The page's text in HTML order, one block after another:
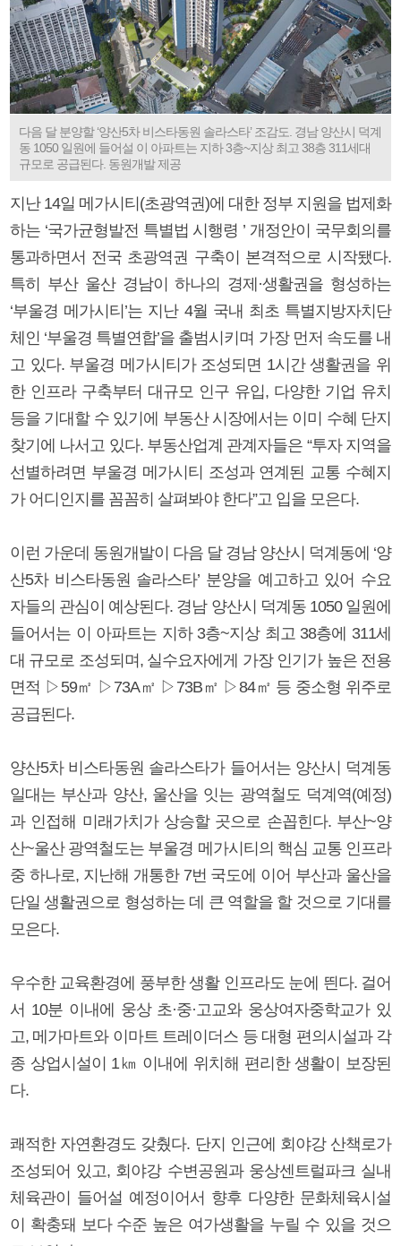
다음 달 분양할 ‘양산5차 비스타동원 솔라스타’ 조감도. 경남 양산시 덕계
동 1050 일원에 들어설 이 아파트는 지하 3층~지상 최고 38층 311세대
규모로 공급된다. 동원개발 제공
지난 14일 메가시티(초광역권)에 대한 정부 지원을 법제화
하는 ‘국가균형발전 특별법 시행령 ’ 개정안이 국무회의를
통과하면서 전국 초광역권 구축이 본격적으로 시작됐다.
특히 부산 울산 경남이 하나의 경제·생활권을 형성하는
‘부울경 메가시티’는 지난 4월 국내 최초 특별지방자치단
체인 ‘부울경 특별연합’을 출범시키며 가장 먼저 속도를 내
고 있다. 부울경 메가시티가 조성되면 1시간 생활권을 위
한 인프라 구축부터 대규모 인구 유입, 다양한 기업 유치
등을 기대할 수 있기에 부동산 시장에서는 이미 수혜 단지
찾기에 나서고 있다. 부동산업계 관계자들은 “투자 지역을
선별하려면 부울경 메가시티 조성과 연계된 교통 수혜지
가 어디인지를 꼼꼼히 살펴봐야 한다”고 입을 모은다.
이런 가운데 동원개발이 다음 달 경남 양산시 덕계동에 ‘양
산5차 비스타동원 솔라스타’ 분양을 예고하고 있어 수요
자들의 관심이 예상된다. 경남 양산시 덕계동 1050 일원에
들어서는 이 아파트는 지하 3층~지상 최고 38층에 311세
대 규모로 조성되며, 실수요자에게 가장 인기가 높은 전용
면적 ▷59㎡ ▷73A㎡ ▷73B㎡ ▷84㎡ 등 중소형 위주로
공급된다.
양산5차 비스타동원 솔라스타가 들어서는 양산시 덕계동
일대는 부산과 양산, 울산을 잇는 광역철도 덕계역(예정)
과 인접해 미래가치가 상승할 곳으로 손꼽힌다. 부산~양
산~울산 광역철도는 부울경 메가시티의 핵심 교통 인프라
중 하나로, 지난해 개통한 7번 국도에 이어 부산과 울산을
단일 생활권으로 형성하는 데 큰 역할을 할 것으로 기대를
모은다.
우수한 교육환경에 풍부한 생활 인프라도 눈에 띈다. 걸어
서 10분 이내에 웅상 초·중·고교와 웅상여자중학교가 있
고, 메가마트와 이마트 트레이더스 등 대형 편의시설과 각
종 상업시설이 1㎞ 이내에 위치해 편리한 생활이 보장된
다.
쾌적한 자연환경도 갖췄다. 단지 인근에 회야강 산책로가
조성되어 있고, 회야강 수변공원과 웅상센트럴파크 실내
체육관이 들어설 예정이어서 향후 다양한 문화체육시설
이 확충돼 보다 수준 높은 여가생활을 누릴 수 있을 것으